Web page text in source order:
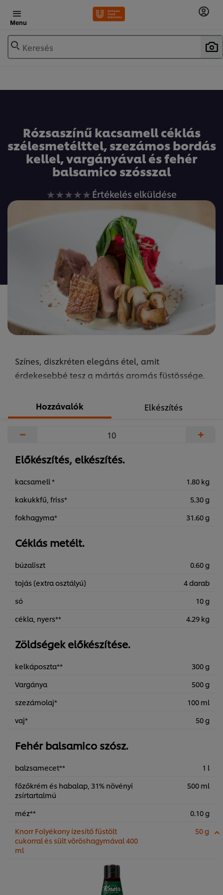
Menu
Keresés
Rózsaszínű kacsamell céklás
szélesmetélttel, szezámos bordás
kellel, vargányával és fehér
balsamico szósszal
Nem
be
értékelést
ehhez
a(z)
recipe
elemhez
Értékelés elküldése
Színes, diszkréten elegáns étel, amit
érdekesebbé tesz a mártás aromás füstössége.
Hozzávalók Elkészítés
− +
Előkészítés, elkészítés.
kacsamell *
1.80 kg
kakukkfű, friss*
5.30 g
fokhagyma*
31.60 g
Céklás metélt.
búzaliszt
0.60 g
tojás (extra osztályú)
4 darab
só
10 g
cékla, nyers**
4.29 kg
Zöldségek előkészítése.
kelkáposzta**
300 g
Vargánya
500 g
szezámolaj*
100 ml
vaj*
50 g
Fehér balsamico szósz.
balzsamecet**
1 l
főzőkrém és habalap, 31% növényi
zsírtartalmú
500 ml
méz**
0.10 g
Knorr Folyékony ízesítő füstölt
cukorral és sült vöröshagymával 400
ml
50 g